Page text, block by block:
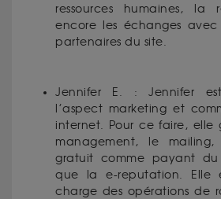
ressources humaines,
encore les échanges
partenaires du site.
Jennifer E. : Jennifer
l’aspect marketing et
internet. Pour ce faire, elle
management, le mailing,
gratuit comme payant du
que la e-reputation. Elle
charge des opérations de